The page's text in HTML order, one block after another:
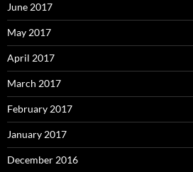
June 2017
May 2017
April 2017
March 2017
February 2017
January 2017
December 2016